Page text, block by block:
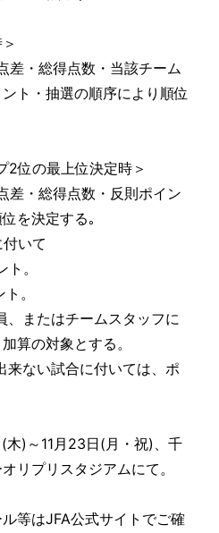
差・総得点数・当該チーム
ト・抽選の順序により順位
2位の最上位決定時＞
差・総得点数・反則ポイン
を決定する｡
いて
。
。
またはチームスタッフに
算の対象とする。
ない試合に付いては、ポ
木)～11月23日(月・祝)、千
リプリスタジアムにて。
等はJFA公式サイトでご確